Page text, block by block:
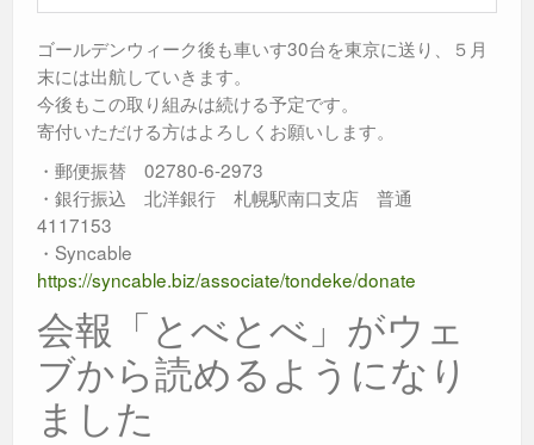
ゴールデンウィーク後も車いす30台を東京に送り、５月
末には出航していきます。
今後もこの取り組みは続ける予定です。
寄付いただける方はよろしくお願いします。
・郵便振替 02780-6-2973
・銀行振込 北洋銀行 札幌駅南口支店 普通
4117153
・Syncable
https://syncable.biz/associate/tondeke/donate
会報「とべとべ」がウェ
ブから読めるようになり
ました